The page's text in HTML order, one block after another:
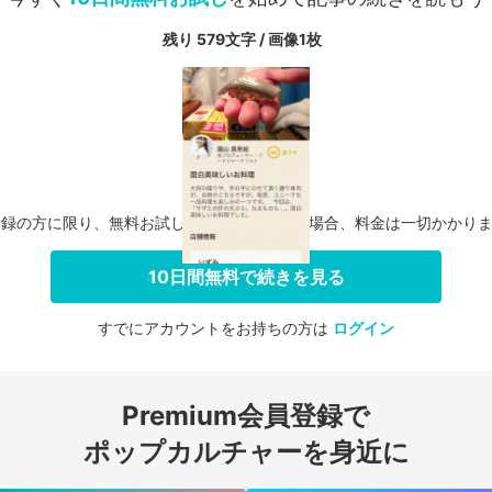
残り 579文字 / 画像1枚
ログインする
の方に限り、無料お試し期間中に解約した場合、料金は一切かかり
10日間無料で続きを見る
すでにアカウントをお持ちの方は ログイン
Premium会員登録で
ポップカルチャーを身近に